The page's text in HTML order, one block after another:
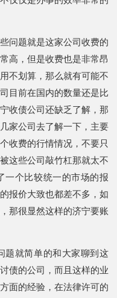
问题就是这家公司收费的
高，但是收费也是非常昂
不划算，那么就有可能不
目前在国内的数量还是比
收债公司还缺乏了解，那
家公司去了解一下，主要
收费的行情情况，不要只
这些公司敲竹杠那就太不
一个比较统一的市场的报
报价大致也都差不多，如
那很显然这样的济宁要账
题就简单的和大家聊到这
债的公司，而且这样的业
面的经验，在法律许可的